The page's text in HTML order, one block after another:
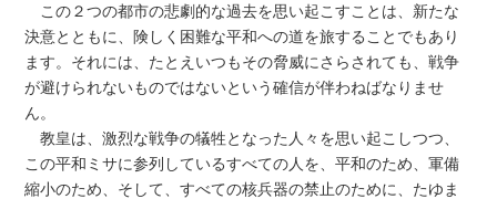
この２つの都市の悲劇的な過去を思い起こすことは、新たな
決意とともに、険しく困難な平和への道を旅することでもあり
ます。それには、たとえいつもその脅威にさらされても、戦争
が避けられないものではないという確信が伴わねばなりませ
ん。
教皇は、激烈な戦争の犠牲となった人々を思い起こしつつ、
この平和ミサに参列しているすべての人を、平和のため、軍備
縮小のため、そして、すべての核兵器の禁止のために、たゆま